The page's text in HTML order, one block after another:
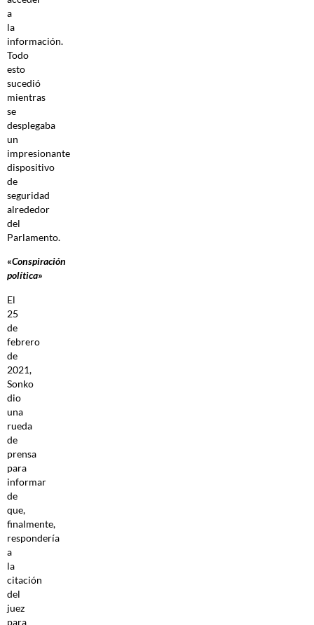
a
la
información.
Todo
esto
sucedió
mientras
se
desplegaba
un
impresionante
dispositivo
de
seguridad
alrededor
del
Parlamento.
«Conspiración
política»
El
25
de
febrero
de
2021,
Sonko
dio
una
rueda
de
prensa
para
informar
de
que,
finalmente,
respondería
a
la
citación
del
juez
para